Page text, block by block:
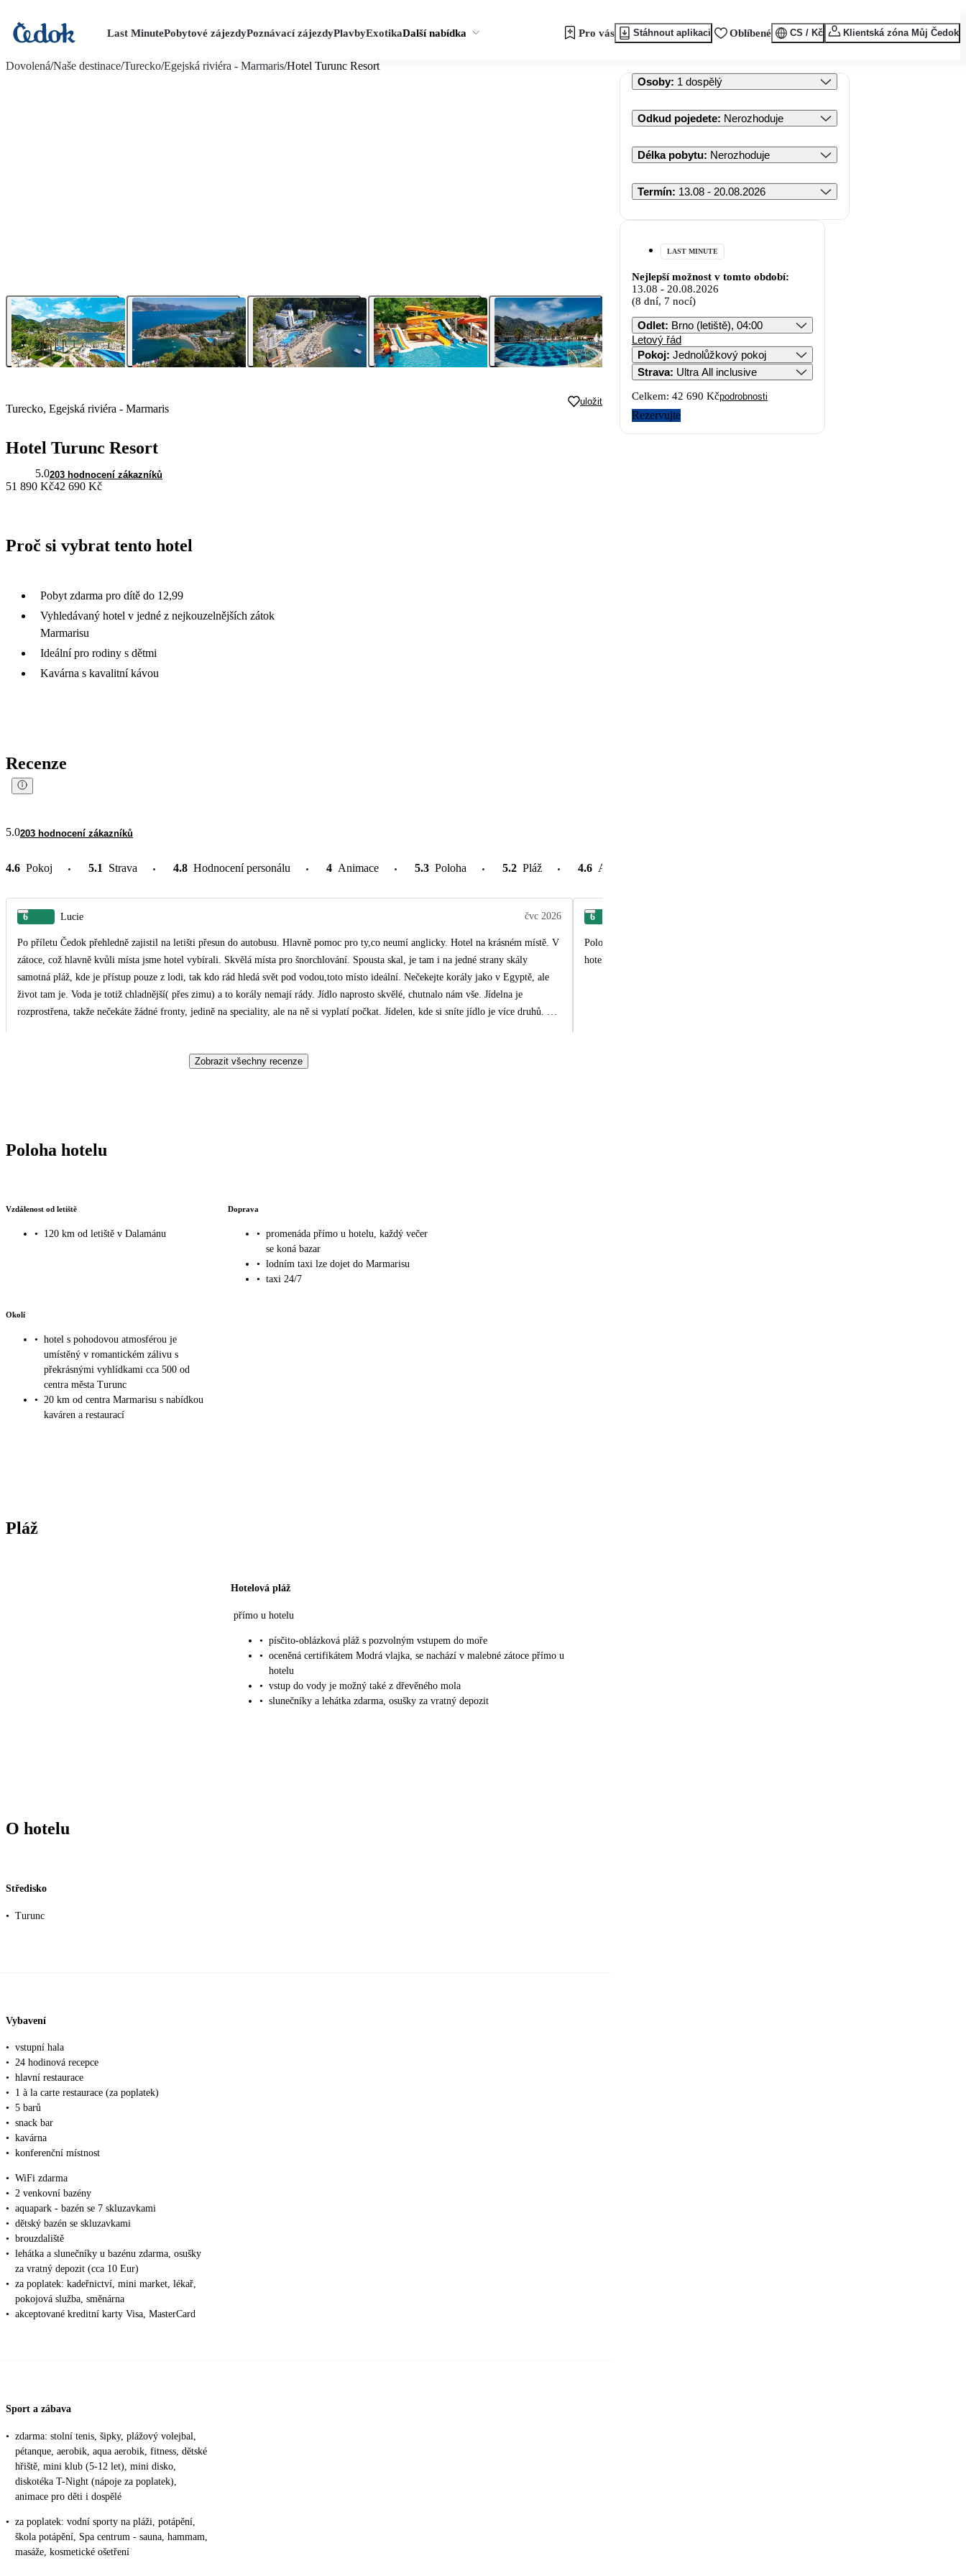
Last MinutePobytové zájezdyPoznávací zájezdyPlavbyExotikaDalší nabídka Pro vás Stáhnout aplikaci Oblíbené CS / Kč Klientská zóna Můj Čedok
Dovolená/Naše destinace/Turecko/Egejská riviéra - Marmaris/Hotel Turunc Resort
Turecko, Egejská riviéra - Marmaris
uložit
Hotel Turunc Resort
5.0203 hodnocení zákazníků
51 890 Kč42 690 Kč
Proč si vybrat tento hotel
Pobyt zdarma pro dítě do 12,99
Vyhledávaný hotel v jedné z nejkouzelnějších zátok
Marmarisu
Ideální pro rodiny s dětmi
Kavárna s kavalitní kávou
Recenze
5.0203 hodnocení zákazníků
4.6 Pokoj 5.1 Strava 4.8 Hodnocení personálu 4 Animace 5.3 Poloha 5.2 Pláž 4.6 Atrakce v okolí
6 Lucie čvc 2026
Po příletu Čedok přehledně zajistil na letišti přesun do autobusu. Hlavně pomoc pro ty,co neumí anglicky. Hotel na krásném místě. V
zátoce, což hlavně kvůli místa jsme hotel vybírali. Skvělá místa pro šnorchlování. Spousta skal, je tam i na jedné strany skály
samotná pláž, kde je přístup pouze z lodi, tak kdo rád hledá svět pod vodou,toto místo ideální. Nečekejte korály jako v Egyptě, ale
život tam je. Voda je totiž chladnější( přes zimu) a to korály nemají rády. Jídlo naprosto skvělé, chutnalo nám vše. Jídelna je
rozprostřena, takže nečekáte žádné fronty, jedině na speciality, ale na ně si vyplatí počkat. Jídelen, kde si sníte jídlo je více druhů. K
vodní pólo, turnaje v šípkách, beach volejbal,animační programy dětem samozřejmě, koncerty. Krásný hotel na velmi krásném místě.
6
Poloha hotelu je velice krásná. Služby hotelu jsou perfektní a strava je skvělá. Animační
hotelu bych se vrátil znovu.
Zobrazit všechny recenze
Poloha hotelu
Vzdálenost od letiště
• 120 km od letiště v Dalamánu
Doprava
• promenáda přímo u hotelu, každý večer
se koná bazar
• lodním taxi lze dojet do Marmarisu
• taxi 24/7
Okolí
• hotel s pohodovou atmosférou je
umístěný v romantickém zálivu s
překrásnými vyhlídkami cca 500 od
centra města Turunc
• 20 km od centra Marmarisu s nabídkou
kaváren a restaurací
Pláž
Hotelová pláž
přímo u hotelu
• písčito-oblázková pláž s pozvolným vstupem do moře
• oceněná certifikátem Modrá vlajka, se nachází v malebné zátoce přímo u
hotelu
• vstup do vody je možný také z dřevěného mola
• slunečníky a lehátka zdarma, osušky za vratný depozit
O hotelu
Středisko
• Turunc
Vybavení
• vstupní hala
• 24 hodinová recepce
• hlavní restaurace
•
1 à la carte restaurace (za poplatek)
• 5 barů
• snack bar
• kavárna
• konferenční místnost
• WiFi zdarma
• 2 venkovní bazény
• aquapark - bazén se 7 skluzavkami
• dětský bazén se skluzavkami
• brouzdaliště
• lehátka a slunečníky u bazénu zdarma, osušky
za vratný depozit (cca 10 Eur)
• za poplatek: kadeřnictví, mini market, lékař,
pokojová služba, směnárna
• akceptované kreditní karty Visa, MasterCard
Sport a zábava
• zdarma: stolní tenis, šipky, plážový volejbal,
pétanque, aerobik, aqua aerobik, fitness, dětské
hřiště, mini klub (5-12 let), mini disko,
diskotéka T-Night (nápoje za poplatek),
animace pro děti i dospělé
• za poplatek: vodní sporty na pláži, potápění,
škola potápění, Spa centrum - sauna, hammam,
masáže, kosmetické ošetření
Osoby: 1 dospělý
Odkud pojedete: Nerozhoduje
Délka pobytu: Nerozhoduje
Termín: 13.08 - 20.08.2026
LAST MINUTE
Nejlepší možnost v tomto období:
13.08 - 20.08.2026
(8 dní, 7 nocí)
Odlet: Brno (letiště), 04:00
Letový řád
Pokoj: Jednolůžkový pokoj
Strava: Ultra All inclusive
Celkem: 42 690 Kčpodrobnosti
Rezervujte